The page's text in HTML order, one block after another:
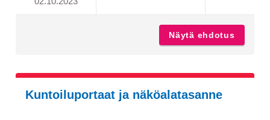
Näytä ehdotus
Kuntoiluportaat ja näköalatasanne